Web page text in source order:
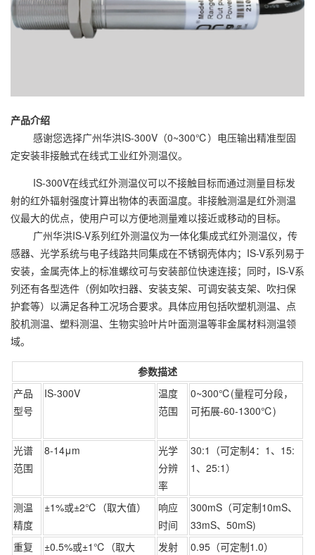
产品介绍
感谢您选择广州华洪IS-300V（0~300℃）电压输出精准型固
定安装非接触式在线式工业红外测温仪。
IS-300V在线式红外测温仪可以不接触目标而通过测量目标发
射的红外辐射强度计算出物体的表面温度。非接触测温是红外测温
仪最大的优点，使用户可以方便地测量难以接近或移动的目标。
广州华洪IS-V系列红外测温仪为一体化集成式红外测温仪，传
感器、光学系统与电子线路共同集成在不锈钢壳体内；IS-V系列易于
安装，金属壳体上的标准螺纹可与安装部位快速连接；同时，IS-V系
列还有各型选件（例如吹扫器、安装支架、可调安装支架、吹扫保
护套等）以满足各种工况场合要求。具体应用包括吹塑机测温、点
胶机测温、塑料测温、生物实验叶片叶面测温等非金属材料测温领
域。
参数描述
产品
型号
IS-300V
温度
范围
0~300℃(量程可分段，
可拓展-60-1300℃)
光谱
范围
8-14μm
光学
分辨
率
30:1（可定制4：1、15:
1、25:1）
测温
精度
±1%或±2℃（取大值）
响应
时间
300mS（可定制10mS、
33mS、50mS)
重复
±0.5%或±1℃（取大
发射
0.95（可定制1.0）